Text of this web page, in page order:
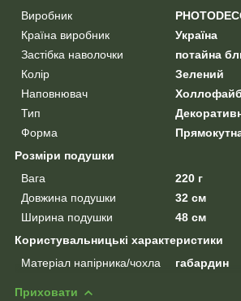
Виробник
Країна виробник
Україна
Застібка наволочки
потайна
Колір
Зелений
Наповнювач
Тип
Форма
Розміри подушки
Вага
220 г
Довжина подушки
32 см
Ширина подушки
48 см
Користувальницькі характеристики
Матеріал напірника/чохла
габардин
Приховати